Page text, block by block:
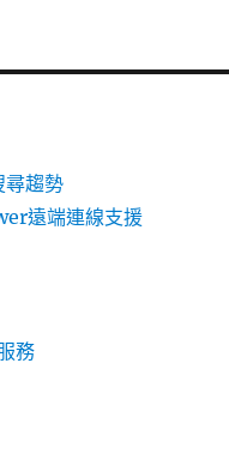
趨勢
遠端連線支援
務